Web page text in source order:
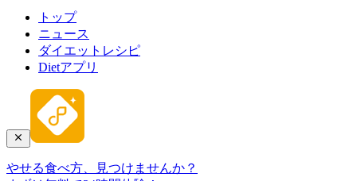
トップ
ニュース
ダイエットレシピ
Dietアプリ
やせる食べ方、見つけませんか？